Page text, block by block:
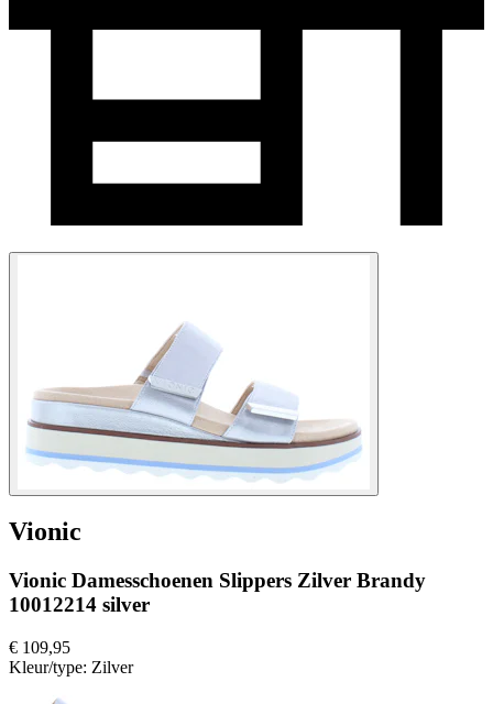
Vionic
Vionic Damesschoenen Slippers Zilver Brandy
10012214 silver
€ 109,95
Kleur/type: Zilver